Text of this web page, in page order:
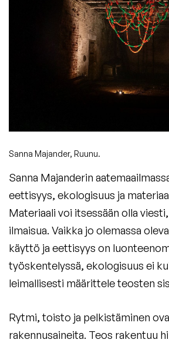
Sanna Majander, Ruunu.
Sanna Majanderin
eettisyys, ekologisuus ja
Materiaali voi itsessään olla
ilmaisua. Vaikka jo olemassa
käyttö ja eettisyys on
työskentelyssä, ekologisuus ei
leimallisesti määrittele teosten
Rytmi, toisto ja pelkistäminen
rakennusaineita. Teos rakentuu